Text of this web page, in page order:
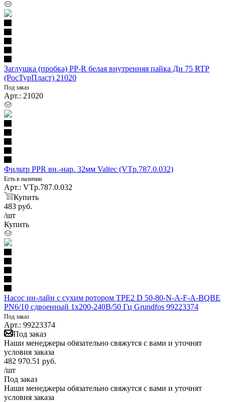
Заглушка (пробка) PP-R белая внутренняя пайка Дн 75 RTP
(РосТурПласт) 21020
Под заказ
Арт.: 21020
Фильтр PPR вн.-нар. 32мм Valtec (VTp.787.0.032)
Есть в наличии
Арт.: VTp.787.0.032
Купить
483 руб.
/шт
Купить
Насос ин-лайн с сухим ротором TPE2 D 50-80-N-A-F-A-BQBE
PN6/10 сдвоенный 1х200-240В/50 Гц Grundfos 99223374
Под заказ
Арт.: 99223374
Под заказ
Наши менеджеры обязательно свяжутся с вами и уточнят
условия заказа
482 970.51 руб.
/шт
Под заказ
Наши менеджеры обязательно свяжутся с вами и уточнят
условия заказа